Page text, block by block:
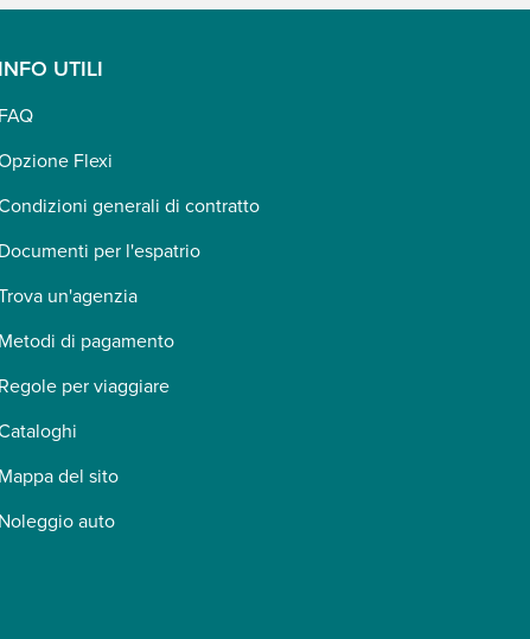
INFO UTILI
FAQ
Flexi
generali di contratto
Documenti per l'espatrio
un'agenzia
Metodi di pagamento
Regole per viaggiare
Mappa del sito
Noleggio auto